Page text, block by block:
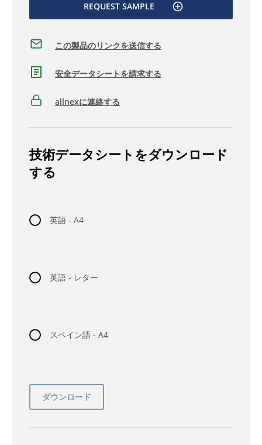
REQUEST SAMPLE
この製品のリンクを送信する
安全データシートを請求する
allnexに連絡する
技術データシートをダウンロード
する
英語 - A4
英語 - レター
スペイン語 - A4